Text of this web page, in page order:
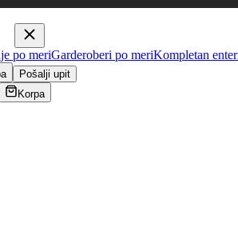
po meriGarderoberi po meriKompletan
Pošalji upit
Korpa